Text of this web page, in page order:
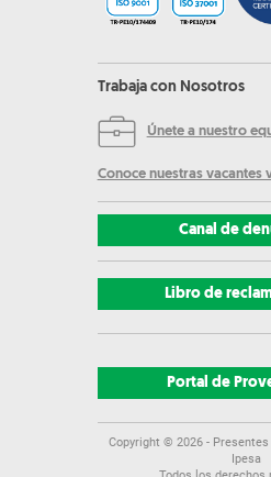
Trabaja con Nosotros
Únete a nuestro
Conoce nuestras vacantes
Canal de
Libro de
Portal de
Copyright © 2026- Presentes
Ipesa